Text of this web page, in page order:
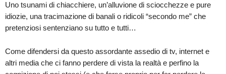
Uno tsunami di chiacchiere, un’alluvione di sciocchezze e pure
idiozie, una tracimazione di banali o ridicoli “secondo me” che
pretenziosi sentenziano su tutto e tutti…
Come difendersi da questo assordante assedio di tv, internet e
altri media che ci fanno perdere di vista la realtà e perfino la